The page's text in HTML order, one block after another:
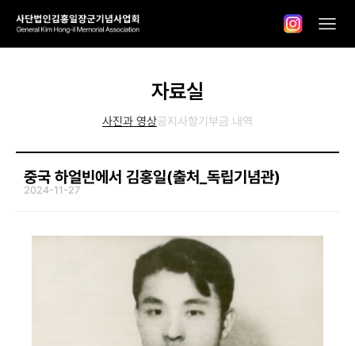
자료실
사진과 영상공지사항기부금 내역
중국 하얼빈에서 김홍일(출처_독립기념관)
2024-11-27